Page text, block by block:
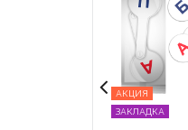
АКЦИЯ
ЗАКЛАДКА